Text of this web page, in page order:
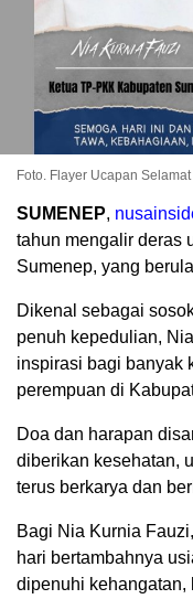
Foto. Flayer Ucapan
SUMENEP,
tahun mengalir deras
Sumenep, yang
Dikenal sebagai
penuh kepedulian,
inspirasi bagi banyak
perempuan di
Doa dan harapan
diberikan kesehatan,
terus berkarya dan
Bagi Nia Kurnia
hari bertambahnya
dipenuhi kehangatan,